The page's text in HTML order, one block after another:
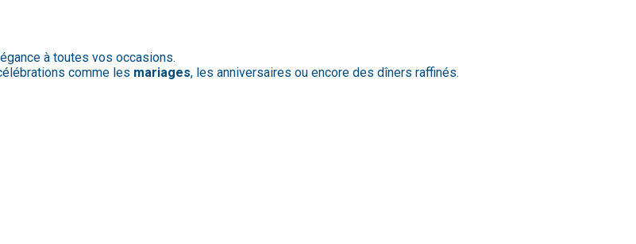
à toutes vos occasions.
comme les mariages, les anniversaires ou encore des dîners raffinés.